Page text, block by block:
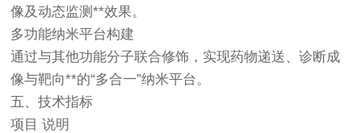
像及动态监测**效果。
多功能纳米平台构建
通过与其他功能分子联合修饰，实现药物递送、诊断成
像与靶向**的“多合一”纳米平台。
五、技术指标
项目 说明